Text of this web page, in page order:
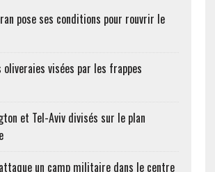
pose ses conditions pour rouvrir le
oliveraies visées par les frappes
et Tel-Aviv divisés sur le plan
un camp militaire dans le centre